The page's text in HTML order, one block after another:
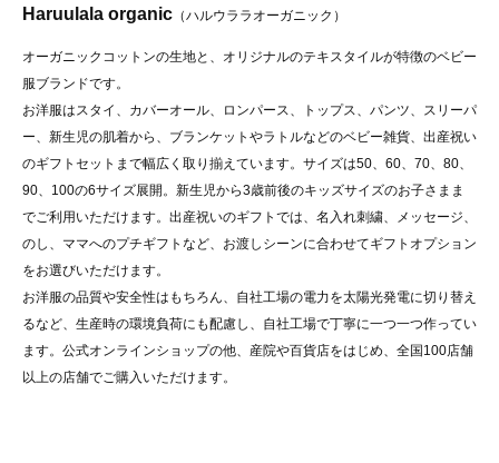
Haruulala organic （ハルウララオーガニック）
オーガニックコットンの生地と、オリジナルのテキスタイルが特徴のベビー
服ブランドです。
お洋服はスタイ、カバーオール、ロンパース、トップス、パンツ、スリーパ
ー、新生児の肌着から、ブランケットやラトルなどのベビー雑貨、出産祝い
のギフトセットまで幅広く取り揃えています。サイズは50、60、70、80、
90、100の6サイズ展開。新生児から3歳前後のキッズサイズのお子さまま
でご利用いただけます。出産祝いのギフトでは、名入れ刺繍、メッセージ、
のし、ママへのプチギフトなど、お渡しシーンに合わせてギフトオプション
をお選びいただけます。
お洋服の品質や安全性はもちろん、自社工場の電力を太陽光発電に切り替え
るなど、生産時の環境負荷にも配慮し、自社工場で丁寧に一つ一つ作ってい
ます。公式オンラインショップの他、産院や百貨店をはじめ、全国100店舗
以上の店舗でご購入いただけます。